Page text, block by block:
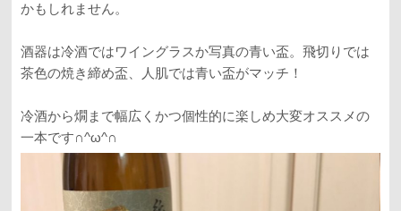
かもしれません。
酒器は冷酒ではワイングラスか写真の青い盃。飛切りでは
茶色の焼き締め盃、人肌では青い盃がマッチ！
冷酒から燗まで幅広くかつ個性的に楽しめ大変オススメの
一本です∩^ω^∩